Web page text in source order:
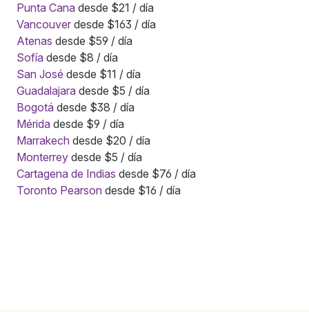
Punta Cana desde $21 / día
Vancouver desde $163 / día
Atenas desde $59 / día
Sofía desde $8 / día
San José desde $11 / día
Guadalajara desde $5 / día
Bogotá desde $38 / día
Mérida desde $9 / día
Marrakech desde $20 / día
Monterrey desde $5 / día
Cartagena de Indias desde $76 / día
Toronto Pearson desde $16 / día